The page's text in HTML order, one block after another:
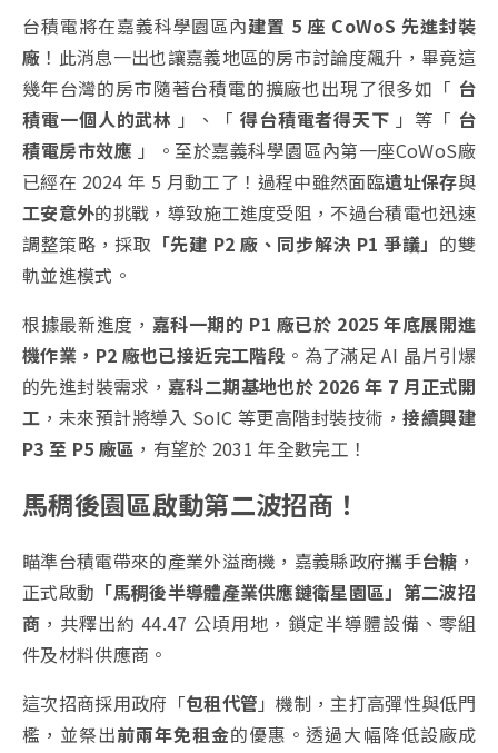
台積電將在嘉義科學園區內建置 5 座 CoWoS 先進封裝
廠 ！此消息一出也讓嘉義地區的房市討論度飆升，畢竟這
幾年台灣的房市隨著台積電的擴廠也出現了很多如「 台
積電一個人的武林 」、「 得台積電者得天下 」等「 台
積電房市效應 」。至於嘉義科學園區內第一座CoWoS廠
已經在 2024 年 5 月動工了！過程中雖然面臨遺址保存與
工安意外的挑戰，導致施工進度受阻，不過台積電也迅速
調整策略，採取 「先建 P2 廠、同步解決 P1 爭議」 的雙
軌並進模式。
根據最新進度， 嘉科一期的 P1 廠已於 2025 年底展開進
機作業，P2 廠也已接近完工階段 。為了滿足 AI 晶片引爆
的先進封裝需求， 嘉科二期基地也於 2026 年 7 月正式開
工 ，未來預計將導入 SoIC 等更高階封裝技術，接續興建
P3 至 P5 廠區 ，有望於 2031 年全數完工！
馬稠後園區啟動第二波招商！
瞄準台積電帶來的產業外溢商機，嘉義縣政府攜手台糖 ，
正式啟動 「馬稠後半導體產業供應鏈衛星園區」第二波招
商 ，共釋出約 44.47 公頃用地，鎖定半導體設備、零組
件及材料供應商。
這次招商採用政府「包租代管 」機制，主打高彈性與低門
檻，並祭出前兩年免租金的優惠。透過大幅降低設廠成